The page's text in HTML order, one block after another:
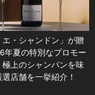
エ・シャンドン」が贈
年夏の特別なプロモー
極上のシャンパンを味
店舗を一挙紹介！